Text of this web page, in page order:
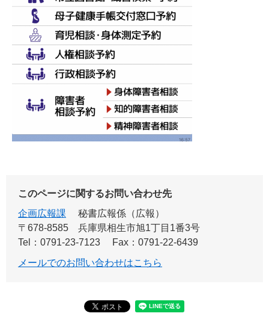
このページに関するお問い合わせ先
企画広報課
秘書広報係（広報）
〒678-8585
兵庫県相生市旭1丁目1番3号
Tel：0791-23-7123
Fax：0791-22-6439
メールでのお問い合わせはこちら